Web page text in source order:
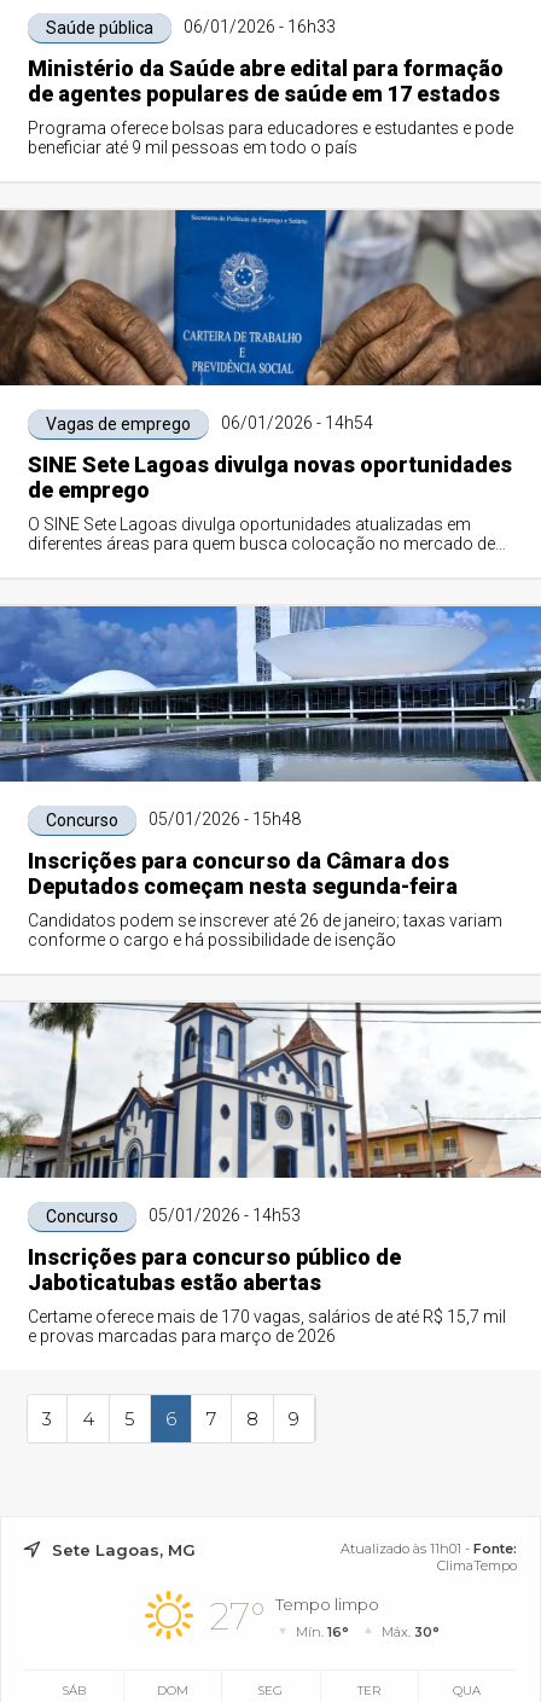
Saúde pública 06/01/2026 - 16h33
Ministério da Saúde abre edital para formação
de agentes populares de saúde em 17 estados
Programa oferece bolsas para educadores e estudantes e pode
beneficiar até 9 mil pessoas em todo o país
Vagas de emprego 06/01/2026 - 14h54
SINE Sete Lagoas divulga novas oportunidades
de emprego
O SINE Sete Lagoas divulga oportunidades atualizadas em
diferentes áreas para quem busca colocação no mercado de
Concurso 05/01/2026 - 15h48
Inscrições para concurso da Câmara dos
Deputados começam nesta segunda-feira
Candidatos podem se inscrever até 26 de janeiro; taxas variam
conforme o cargo e há possibilidade de isenção
Concurso 05/01/2026 - 14h53
Inscrições para concurso público de
Jaboticatubas estão abertas
Certame oferece mais de 170 vagas, salários de até R$ 15,7 mil
e provas marcadas para março de 2026
3 4 5 6 7 8 9
Sete Lagoas, MG Atualizado às 11h01 - Fonte:
ClimaTempo
27° Tempo limpo
Mín.16° Máx. 30°
SÁB DOM SEG TER QUA